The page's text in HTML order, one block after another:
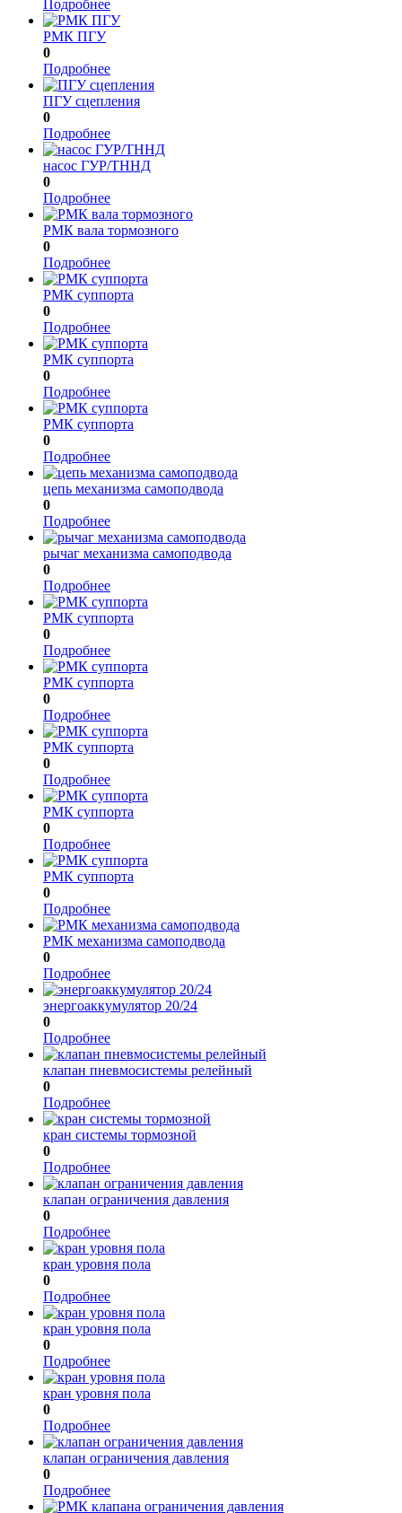
Подробнее
РМК ПГУ
0
Подробнее
ПГУ сцепления
0
Подробнее
насос ГУР/ТННД
0
Подробнее
РМК вала тормозного
0
Подробнее
РМК суппорта
0
Подробнее
РМК суппорта
0
Подробнее
РМК суппорта
0
Подробнее
цепь механизма самоподвода
0
Подробнее
рычаг механизма самоподвода
0
Подробнее
РМК суппорта
0
Подробнее
РМК суппорта
0
Подробнее
РМК суппорта
0
Подробнее
РМК суппорта
0
Подробнее
РМК суппорта
0
Подробнее
РМК механизма самоподвода
0
Подробнее
энергоаккумулятор 20/24
0
Подробнее
клапан пневмосистемы релейный
0
Подробнее
кран системы тормозной
0
Подробнее
клапан ограничения давления
0
Подробнее
кран уровня пола
0
Подробнее
кран уровня пола
0
Подробнее
кран уровня пола
0
Подробнее
клапан ограничения давления
0
Подробнее